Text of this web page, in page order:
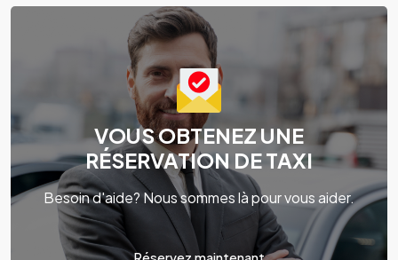
VOUS OBTENEZ UNE
RÉSERVATION DE TAXI
Besoin d'aide? Nous sommes là pour vous aider.